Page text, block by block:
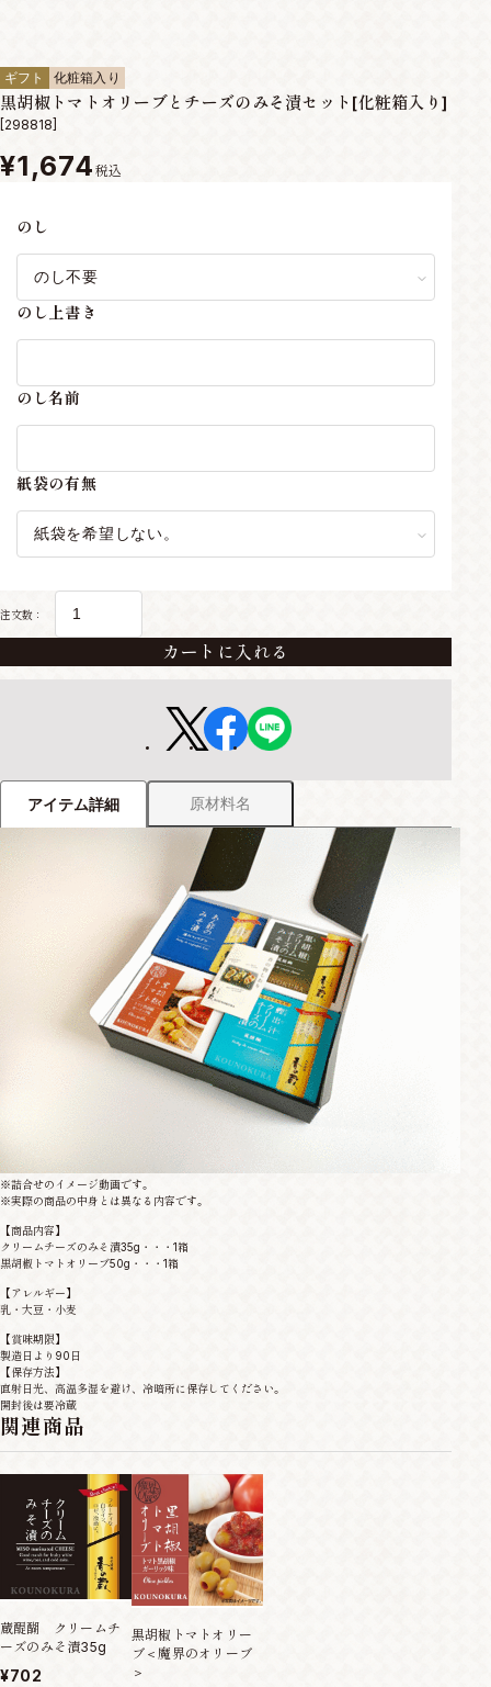
ギフト 化粧箱入り
黒胡椒トマトオリーブとチーズのみそ漬セット[化粧箱入り]
[298818]
¥1,674 税込
のし
のし上書き
のし名前
紙袋の有無
注文数：
カートに入れる
アイテム詳細 原材料名
※詰合せのイメージ動画です。
※実際の商品の中身とは異なる内容です。
【商品内容】
クリームチーズのみそ漬35g・・・1箱
黒胡椒トマトオリーブ50g・・・1箱
【アレルギー】
乳・大豆・小麦
【賞味期限】
製造日より90日
【保存方法】
直射日光、高温多湿を避け、冷暗所に保存してください。
開封後は要冷蔵
関連商品
蔵醍醐 クリームチ
ーズのみそ漬35g
¥702
黒胡椒トマトオリー
ブ＜魔界のオリーブ
＞